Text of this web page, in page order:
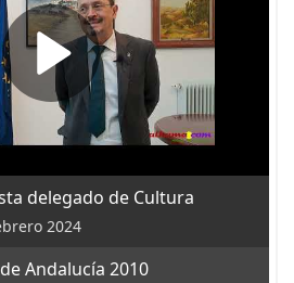
delegado de Cultura
2024
Andalucía 2010